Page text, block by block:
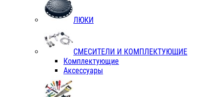
ЛЮКИ
СМЕСИТЕЛИ И КОМПЛЕКТУЮЩИЕ
Комплектующие
Аксессуары